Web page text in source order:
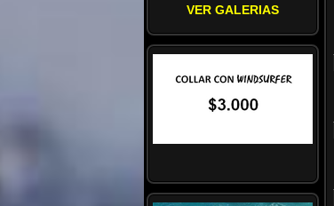
VER GALERIAS